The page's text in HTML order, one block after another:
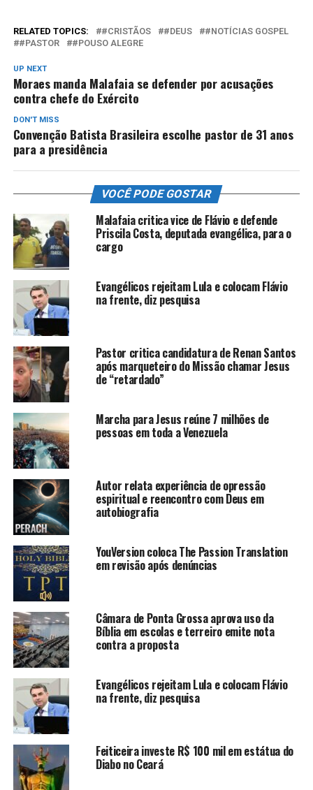
RELATED TOPICS: #CRISTÃOS #DEUS
#NOTÍCIAS GOSPEL
#PASTOR
#POUSO ALEGRE
UP NEXT
Moraes manda Malafaia se defender por acusações
contra chefe do Exército
DON'T MISS
Convenção Batista Brasileira escolhe pastor de 31 anos
para a presidência
VOCÊ PODE GOSTAR
Malafaia critica vice de Flávio e defende
Priscila Costa, deputada evangélica, para o
cargo
Evangélicos rejeitam Lula e colocam Flávio
na frente, diz pesquisa
Pastor critica candidatura de Renan Santos
após marqueteiro do Missão chamar Jesus
de “retardado”
Marcha para Jesus reúne 7 milhões de
pessoas em toda a Venezuela
Autor relata experiência de opressão
espiritual e reencontro com Deus em
autobiografia
YouVersion coloca The Passion Translation
em revisão após denúncias
Câmara de Ponta Grossa aprova uso da
Bíblia em escolas e terreiro emite nota
contra a proposta
Evangélicos rejeitam Lula e colocam Flávio
na frente, diz pesquisa
Feiticeira investe R$ 100 mil em estátua do
Diabo no Ceará